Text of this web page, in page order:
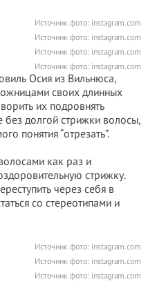
Источник фото: instagram.com
Источник фото: instagram.com
Источник фото: instagram.com
Источник фото: instagram.com
Осия из Вильнюса,
своих длинных
их подровнять
без долгой стрижки волосы,
понятия “отрезать”.
как раз и
стрижку.
через себя в
со стереотипами и
Источник фото: instagram.com
Источник фото: instagram.com
Источник фото: instagram.com